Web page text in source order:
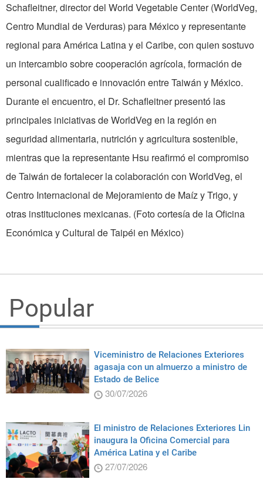
Schafleitner, director del World Vegetable Center (WorldVeg,
Centro Mundial de Verduras) para México y representante
regional para América Latina y el Caribe, con quien sostuvo
un intercambio sobre cooperación agrícola, formación de
personal cualificado e innovación entre Taiwán y México.
Durante el encuentro, el Dr. Schafleitner presentó las
principales iniciativas de WorldVeg en la región en
seguridad alimentaria, nutrición y agricultura sostenible,
mientras que la representante Hsu reafirmó el compromiso
de Taiwán de fortalecer la colaboración con WorldVeg, el
Centro Internacional de Mejoramiento de Maíz y Trigo, y
otras instituciones mexicanas. (Foto cortesía de la Oficina
Económica y Cultural de Taipéi en México)
Popular
Viceministro de Relaciones Exteriores
agasaja con un almuerzo a ministro de
Estado de Belice
30/07/2026
El ministro de Relaciones Exteriores Lin
inaugura la Oficina Comercial para
América Latina y el Caribe
27/07/2026